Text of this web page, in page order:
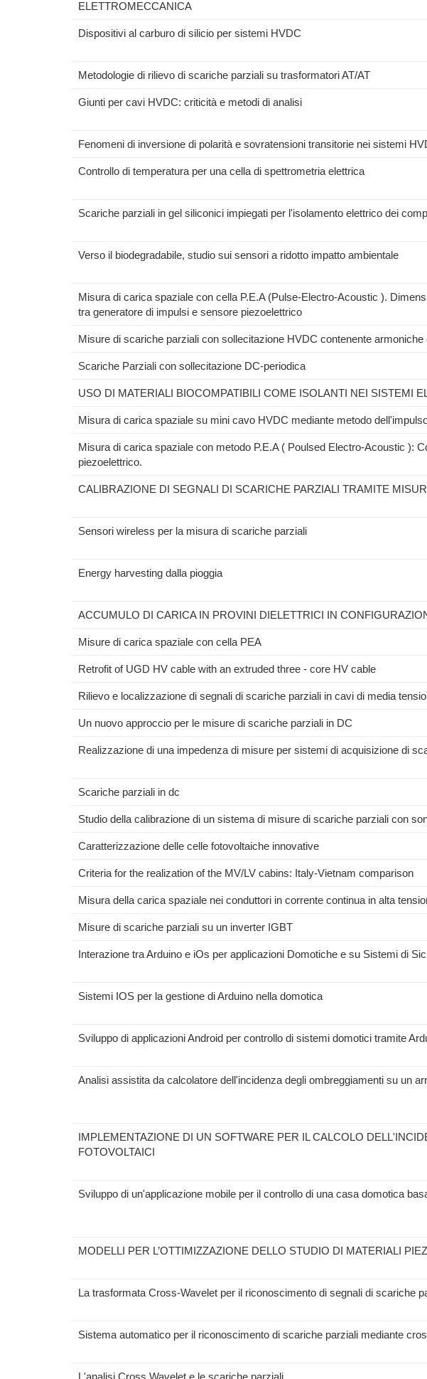
ELETTROMECCANICA
Dispositivi al carburo di silicio per sistemi HVDC
Metodologie di rilievo di scariche parziali su trasformatori AT/AT
Giunti per cavi HVDC: criticità e metodi di analisi
Fenomeni di inversione di polarità e sovratensioni transitorie nei sistemi
Controllo di temperatura per una cella di spettrometria elettrica
Scariche parziali in gel siliconici impiegati per l'isolamento elettrico dei
Verso il biodegradabile, studio sui sensori a ridotto impatto ambientale
Misura di carica spaziale con cella P.E.A (Pulse-Electro-Acoustic ).
tra generatore di impulsi e sensore piezoelettrico
Misure di scariche parziali con sollecitazione HVDC contenente
Scariche Parziali con sollecitazione DC-periodica
USO DI MATERIALI BIOCOMPATIBILI COME ISOLANTI NEI SISTEMI
Misura di carica spaziale su mini cavo HVDC mediante metodo
Misura di carica spaziale con metodo P.E.A ( Poulsed Electro-Acoustic ):
piezoelettrico.
CALIBRAZIONE DI SEGNALI DI SCARICHE PARZIALI TRAMITE
Sensori wireless per la misura di scariche parziali
Energy harvesting dalla pioggia
ACCUMULO DI CARICA IN PROVINI DIELETTRICI IN
Misure di carica spaziale con cella PEA
Retrofit of UGD HV cable with an extruded three - core HV cable
Rilievo e localizzazione di segnali di scariche parziali in cavi di media
Un nuovo approccio per le misure di scariche parziali in DC
Realizzazione di una impedenza di misure per sistemi di acquisizione di
Scariche parziali in dc
Studio della calibrazione di un sistema di misure di scariche parziali con
Caratterizzazione delle celle fotovoltaiche innovative
Criteria for the realization of the MV/LV cabins: Italy-Vietnam comparison
Misura della carica spaziale nei conduttori in corrente continua in alta
Misure di scariche parziali su un inverter IGBT
Interazione tra Arduino e iOs per applicazioni Domotiche e su Sistemi di
Sistemi IOS per la gestione di Arduino nella domotica
Sviluppo di applicazioni Android per controllo di sistemi domotici tramite
Analisi assistita da calcolatore dell'incidenza degli ombreggiamenti su un
IMPLEMENTAZIONE DI UN SOFTWARE PER IL CALCOLO
FOTOVOLTAICI
Sviluppo di un'applicazione mobile per il controllo di una casa domotica
MODELLI PER L’OTTIMIZZAZIONE DELLO STUDIO DI MATERIALI
La trasformata Cross-Wavelet per il riconoscimento di segnali di scariche
Sistema automatico per il riconoscimento di scariche parziali mediante
L'analisi Cross Wavelet e le scariche parziali